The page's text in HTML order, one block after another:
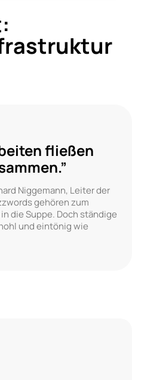
fließen
Niggemann, Leiter der
gehören zum
die Suppe. Doch ständige
und eintönig wie